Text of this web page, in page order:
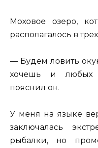
Моховое озеро,
располагалось в
— Будем ловить
хочешь и любых
пояснил он.
У меня на языке
заключалась
рыбалки, но